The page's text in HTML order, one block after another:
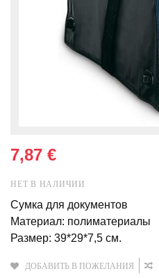
7,87 €
НЕТ В НАЛИЧИИ
Сумка для документов
Материал: полиматериалы
Размер: 39*29*7,5 см.
ДОБАВИТЬ В ПОЖЕЛАНИЯ